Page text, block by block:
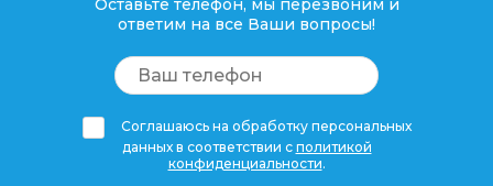
Оставьте телефон, мы перезвоним и
ответим на все Ваши вопросы!
Соглашаюсь на обработку персональных
данных в соответствии с политикой
конфиденциальности.